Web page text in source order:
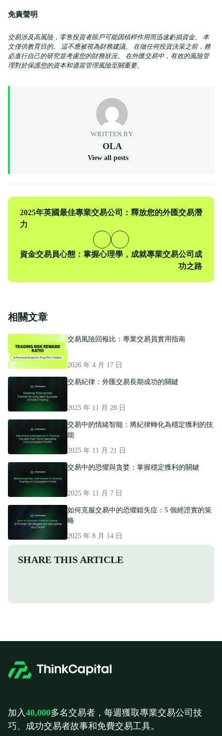
免責聲明
交易涉及高風險，零售投資者賬戶可能因槓桿作用而迅速虧損資金。 本
文僅供教育目的。 這不應被視為財務建議。 在做任何投資決策之前，務
必進行自己的研究並考慮您的財務狀況。 在外匯交易中，有效的風險管
理對於保護您的資本和適當管理風險至關重要。
WRITTEN BY
OLA
View all posts
上
一
2025年英國最佳專業交易公司：釋放您的外匯交易潛
力
下
資金交易員心態：掌握心理學，成就專業交易公司成
功之路
相關文章
交易風險回報比：專業交易員實用指南
2026 年 4 月 17 日
交易紀律：外匯交易長期成功的關鍵
2025 年 11 月 28 日
交易中的情緒智能：將紀律轉化為穩定獲利的技
能
2025 年 11 月 21 日
交易中的恐懼與貪婪：掌握穩定獲利的關鍵
2025 年 11 月 7 日
如何克服交易中的恐懼錯失症：5 個經證實的策
略
2025 年 8 月 14 日
SHARE THIS ARTICLE
加入40,000多名交易者，每週獲取專業交易公司技
巧、成功交易者故事和免費交易工具。